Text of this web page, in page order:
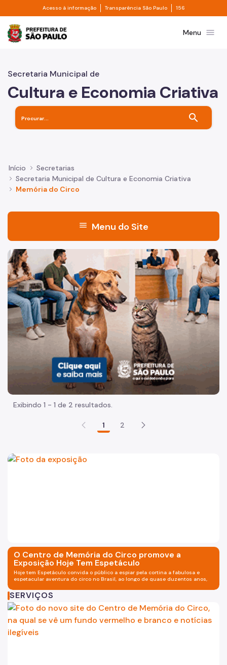
Pular para o Conteúdo principal
Acesso à informação Divisor de acesso à informação
Transparência São Paulo Divisor de
156
Prefeitura de São PauloMenu menu
Secretaria Municipal de
Cultura e Economia Criativa
search
Início
Secretarias
Secretaria Municipal de Cultura e Economia Criativa
Memória do Circo
menu Menu do Site
O Centro de Memória
Organização
Largo do Paissandu
Pesquisas
Acervo
Circo Nerino
Circo Garcia
Exposição
Imagem de um cachorro caramelo e uma gata rajada,
Exibindo 1 - 1 de 2 resultados.
1 2
Foto da exposição "Hoje
O Centro de Memória do Circo promove a
Exposição Hoje Tem Espetáculo
Hoje tem Espetáculo convida o público a espiar pela cortina a fabulosa e
espetacular aventura do circo no Brasil, ao longo de quase duzentos anos,
SERVIÇOS